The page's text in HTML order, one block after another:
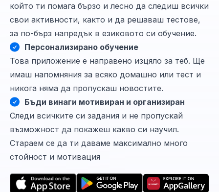
който ти помага бързо и лесно да следиш всички
свои активности, както и да решаваш тестове,
за по-бърз напредък в езиковото си обучение.
Персонализирано обучение
Това приложение е направено изцяло за теб. Ще
имаш напомняния за всяко домашно или тест и
никога няма да пропускаш новостите.
Бъди винаги мотивиран и организиран
Следи всичките си задания и не пропускай
възможност да покажеш какво си научил.
Стараем се да ти даваме максимално много
стойност и мотивация